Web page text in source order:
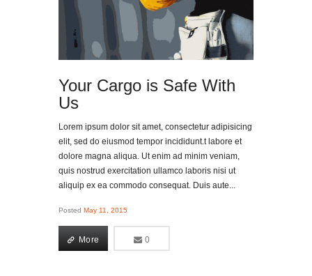
Your Cargo is Safe With
Us
Lorem ipsum dolor sit amet, consectetur adipisicing
elit, sed do eiusmod tempor incididunt.t labore et
dolore magna aliqua. Ut enim ad minim veniam,
quis nostrud exercitation ullamco laboris nisi ut
aliquip ex ea commodo consequat. Duis aute...
Posted May 11, 2015
More
More 0